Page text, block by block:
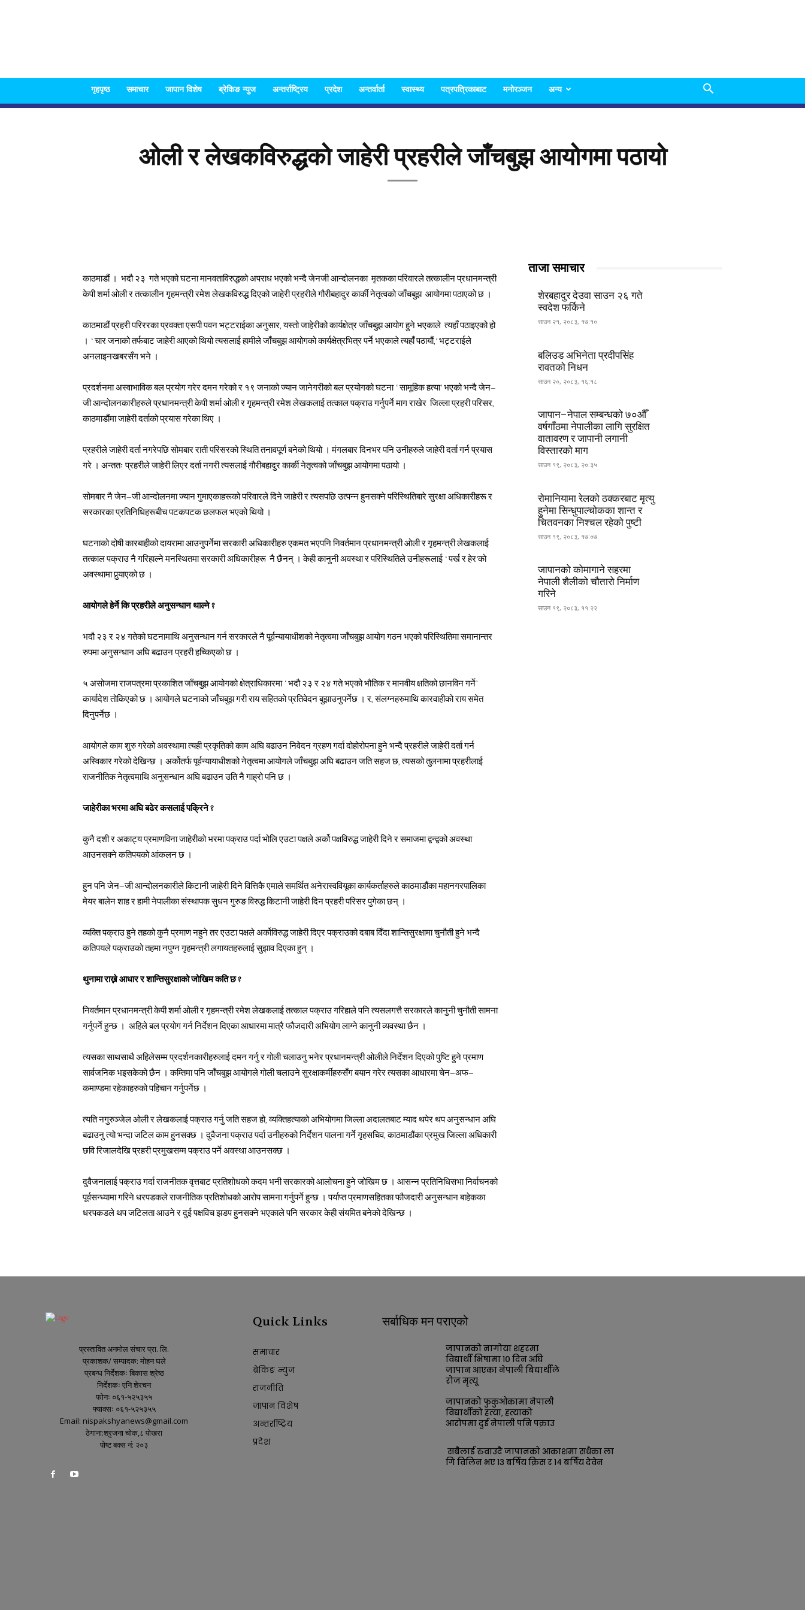
Nispakshya
News
गृहपृष्ठ समाचार जापान विशेष ब्रेकिङ न्युज अन्तर्राष्ट्रिय प्रदेश अन्तर्वार्ता स्वास्थ्य पत्रपत्रिकाबाट मनोरञ्जन अन्य
ओली र लेखकविरुद्धको जाहेरी प्रहरीले जाँचबुझ आयोगमा पठायो
काठमाडौं । भदौ २३ गते भएको घटना मानवताविरुद्धको अपराध भएको भन्दै जेनजी आन्दोलनका मृतकका परिवारले तत्कालीन प्रधानमन्त्री
केपी शर्मा ओली र तत्कालीन गृहमन्त्री रमेश लेखकविरुद्ध दिएको जाहेरी प्रहरीले गौरीबहादुर कार्की नेतृत्वको जाँचबुझ आयोगमा पठाएको छ ।
काठमाडौं प्रहरी परिररका प्रवक्ता एसपी पवन भट्टराईका अनुसार, यस्तो जाहेरीको कार्यक्षेत्र जाँचबुझ आयोग हुने भएकाले त्यहाँ पठाइएको हो
। ‘चार जनाको तर्फबाट जाहेरी आएको थियो त्यसलाई हामीले जाँचबुझ आयोगको कार्यक्षेत्रभित्र पर्ने भएकाले त्यहाँ पठायौं,’ भट्टराईले
अनलाइनखबरसँग भने ।
प्रदर्शनमा अस्वाभाविक बल प्रयोग गरेर दमन गरेको र १९ जनाको ज्यान जानेगरीको बल प्रयोगको घटना ‘सामूहिक हत्या’ भएको भन्दै जेन–
जी आन्दोलनकारीहरुले प्रधानमन्त्री केपी शर्मा ओली र गृहमन्त्री रमेश लेखकलाई तत्काल पक्राउ गर्नुपर्ने माग राखेर जिल्ला प्रहरी परिसर,
काठमाडौंमा जाहेरी दर्ताको प्रयास गरेका थिए ।
प्रहरीले जाहेरी दर्ता नगरेपछि सोमबार राती परिसरको स्थिति तनावपूर्ण बनेको थियो । मंगलबार दिनभर पनि उनीहरुले जाहेरी दर्ता गर्न प्रयास
गरे । अन्ततः प्रहरीले जाहेरी लिएर दर्ता नगरी त्यसलाई गौरीबहादुर कार्की नेतृत्वको जाँचबुझ आयोगमा पठायो ।
सोमबार नै जेन–जी आन्दोलनमा ज्यान गुमाएकाहरूको परिवारले दिने जाहेरी र त्यसपछि उत्पन्न हुनसक्ने परिस्थितिबारे सुरक्षा अधिकारीहरू र
सरकारका प्रतिनिधिहरूबीच पटकपटक छलफल भएको थियो ।
घटनाको दोषी कारबाहीको दायरामा आउनुपर्नेमा सरकारी अधिकारीहरु एकमत भएपनि निवर्तमान प्रधानमन्त्री ओली र गृहमन्त्री लेखकलाई
तत्काल पक्राउ नै गरिहाल्ने मनस्थितमा सरकारी अधिकारीहरू नै छैनन् । केही कानुनी अवस्था र परिस्थितिले उनीहरूलाई ‘पर्ख र हेर’को
अवस्थामा पुर्‍याएको छ ।
आयोगले हेर्ने कि प्रहरीले अनुसन्धान थाल्ने ?
भदौ २३ र २४ गतेको घटनामाथि अनुसन्धान गर्न सरकारले नै पूर्वन्यायाधीशको नेतृत्वमा जाँचबुझ आयोग गठन भएको परिस्थितिमा समानान्तर
रुपमा अनुसन्धान अघि बढाउन प्रहरी हच्किएको छ ।
५ असोजमा राजपत्रमा प्रकाशित जाँचबुझ आयोगको क्षेत्राधिकारमा ‘भदौ २३ र २४ गते भएको भौतिक र मानवीय क्षतिको छानविन गर्ने’
कार्यादेश तोकिएको छ । आयोगले घटनाको जाँचबुझ गरी राय सहितको प्रतिवेदन बुझाउनुपर्नेछ । र, संलग्नहरुमाथि कारवाहीको राय समेत
दिनुपर्नेछ ।
आयोगले काम शुरु गरेको अवस्थामा त्यही प्रकृतिको काम अघि बढाउन निवेदन ग्रहण गर्दा दोहोरोपना हुने भन्दै प्रहरीले जाहेरी दर्ता गर्न
अस्विकार गरेको देखिन्छ । अर्कोतर्फ पूर्वन्यायाधीशको नेतृत्वमा आयोगले जाँचबुझ अघि बढाउन जति सहज छ, त्यसको तुलनामा प्रहरीलाई
राजनीतिक नेतृत्वमाथि अनुसन्धान अघि बढाउन उति नै गाह्रो पनि छ ।
जाहेरीका भरमा अघि बढेर कसलाई पक्रिने ?
कुनै दशी र अकाट्य प्रमाणविना जाहेरीको भरमा पक्राउ पर्दा भोलि एउटा पक्षले अर्को पक्षविरुद्ध जाहेरी दिने र समाजमा द्वन्द्वको अवस्था
आउनसक्ने कतिपयको आंकलन छ ।
हुन पनि जेन–जी आन्दोलनकारीले किटानी जाहेरी दिने वित्तिकै एमाले समर्थित अनेरास्ववियूका कार्यकर्ताहरुले काठमाडौंका महानगरपालिका
मेयर बालेन शाह र हामी नेपालीका संस्थापक सुधन गुरुङ विरुद्ध किटानी जाहेरी दिन प्रहरी परिसर पुगेका छन् ।
व्यक्ति पक्राउ हुने तहको कुनै प्रमाण नहुने तर एउटा पक्षले अर्कोविरुद्ध जाहेरी दिएर पक्राउको दबाब दिँदा शान्तिसुरक्षामा चुनौती हुने भन्दै
कतिपयले पक्राउको तहमा नपुग्न गृहमन्त्री लगायतहरुलाई सुझाव दिएका हुन् ।
थुनामा राख्ने आधार र शान्तिसुरक्षाको जोखिम कति छ ?
निवर्तमान प्रधानमन्त्री केपी शर्मा ओली र गृहमन्त्री रमेश लेखकलाई तत्काल पक्राउ गरिहाले पनि त्यसलगत्तै सरकारले कानुनी चुनौती सामना
गर्नुपर्ने हुन्छ । अहिले बल प्रयोग गर्न निर्देशन दिएका आधारमा मात्रै फौजदारी अभियोग लाग्ने कानुनी व्यवस्था छैन ।
त्यसका साथसाथै अहिलेसम्म प्रदर्शनकारीहरुलाई दमन गर्नु र गोली चलाउनु भनेर प्रधानमन्त्री ओलीले निर्देशन दिएको पुष्टि हुने प्रमाण
सार्वजनिक भइसकेको छैन । कम्तिमा पनि जाँचबुझ आयोगले गोली चलाउने सुरक्षाकर्मीहरुसँग बयान गरेर त्यसका आधारमा चेन–अफ–
कमाण्डमा रहेकाहरुको पहिचान गर्नुपर्नेछ ।
त्यति नगुरुञ्जेल ओली र लेखकलाई पक्राउ गर्नु जति सहज हो, व्यक्तिहत्याको अभियोगमा जिल्ला अदालतबाट म्याद थपेर थप अनुसन्धान अघि
बढाउनु त्यो भन्दा जटिल काम हुनसक्छ । दुवैजना पक्राउ पर्दा उनीहरुको निर्देशन पालना गर्ने गृहसचिव, काठमाडौंका प्रमुख जिल्ला अधिकारी
छवि रिजालदेखि प्रहरी प्रमुखसम्म पक्राउ पर्ने अवस्था आउनसक्छ ।
दुवैजनालाई पक्राउ गर्दा राजनीतक वृत्तबाट प्रतिशोधको कदम भनी सरकारको आलोचना हुने जोखिम छ । आसन्न प्रतिनिधिसभा निर्वाचनको
पूर्वसन्ध्यामा गरिने धरपडकले राजनीतिक प्रतिशोधको आरोप सामना गर्नुपर्ने हुन्छ । पर्याप्त प्रमाणसहितका फौजदारी अनुसन्धान बाहेकका
धरपकडले थप जटिलता आउने र दुई पक्षविच झडप हुनसक्ने भएकाले पनि सरकार केही संयमित बनेको देखिन्छ ।
ताजा समाचार
शेरबहादुर देउवा साउन २६ गते
स्वदेश फर्किने
साउन २१, २०८३, १७:१०
बलिउड अभिनेता प्रदीपसिंह
रावतको निधन
साउन २०, २०८३, १६:१८
जापान–नेपाल सम्बन्धको ७०औँ
वर्षगाँठमा नेपालीका लागि सुरक्षित
वातावरण र जापानी लगानी
विस्तारको माग
साउन १९, २०८३, २०:३५
रोमानियामा रेलको ठक्करबाट मृत्यु
हुनेमा सिन्धुपाल्चोकका शान्त र
चितवनका निश्चल रहेको पुष्टी
साउन १९, २०८३, १७:०७
जापानको कोमागाने सहरमा
नेपाली शैलीको चौतारो निर्माण
गरिने
साउन १९, २०८३, ११:२२
प्रस्तावित अनमोल संचार प्रा. लि.
प्रकाशक/ सम्पादक: मोहन घले
प्रबन्ध निर्देशकः बिकास श्रेष्ठ
निर्देशकः एनि शेरचन
फोनः ०६१-५२५३५५
फ्याक्सः ०६१-५२५३५५
Email: nispakshyanews@gmail.com
ठेगाना:श्रृजना चोक,८ पोखरा
पोष्ट बक्स नं: २०३
Quick Links
समाचार
ब्रेकिङ न्युज
राजनीति
जापान विशेष
अन्तर्राष्ट्रिय
प्रदेश
सर्बाधिक मन पराएको
जापानको नागोया शहरमा
विद्यार्थी भिषामा १० दिन अघि
जापान आएका नेपाली बिद्यार्थीले
रोज मृत्यू
जापानको फुकुओकामा नेपाली
विद्यार्थीको हत्या, हत्याको
आरोपमा दुई नेपाली पनि पक्राउ
सबैलाई रुवाउदै जापानको आकाशमा सधैका ला
गि विलिन भए १३ बर्षिय क्रिस र १४ बर्षिय देवेन